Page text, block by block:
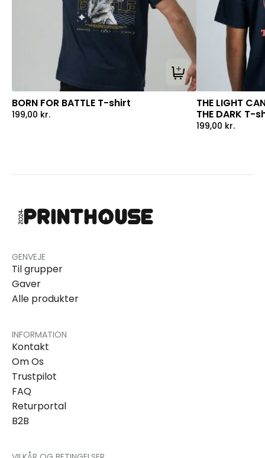
Tilføj til kurv
BORN FOR BATTLE T-shirt
199,00 kr.
THE LIGHT
THE DARK T-
199,00 kr.
GENVEJE
Til grupper
Gaver
Alle produkter
INFORMATION
Kontakt
Om Os
Trustpilot
FAQ
Returportal
B2B